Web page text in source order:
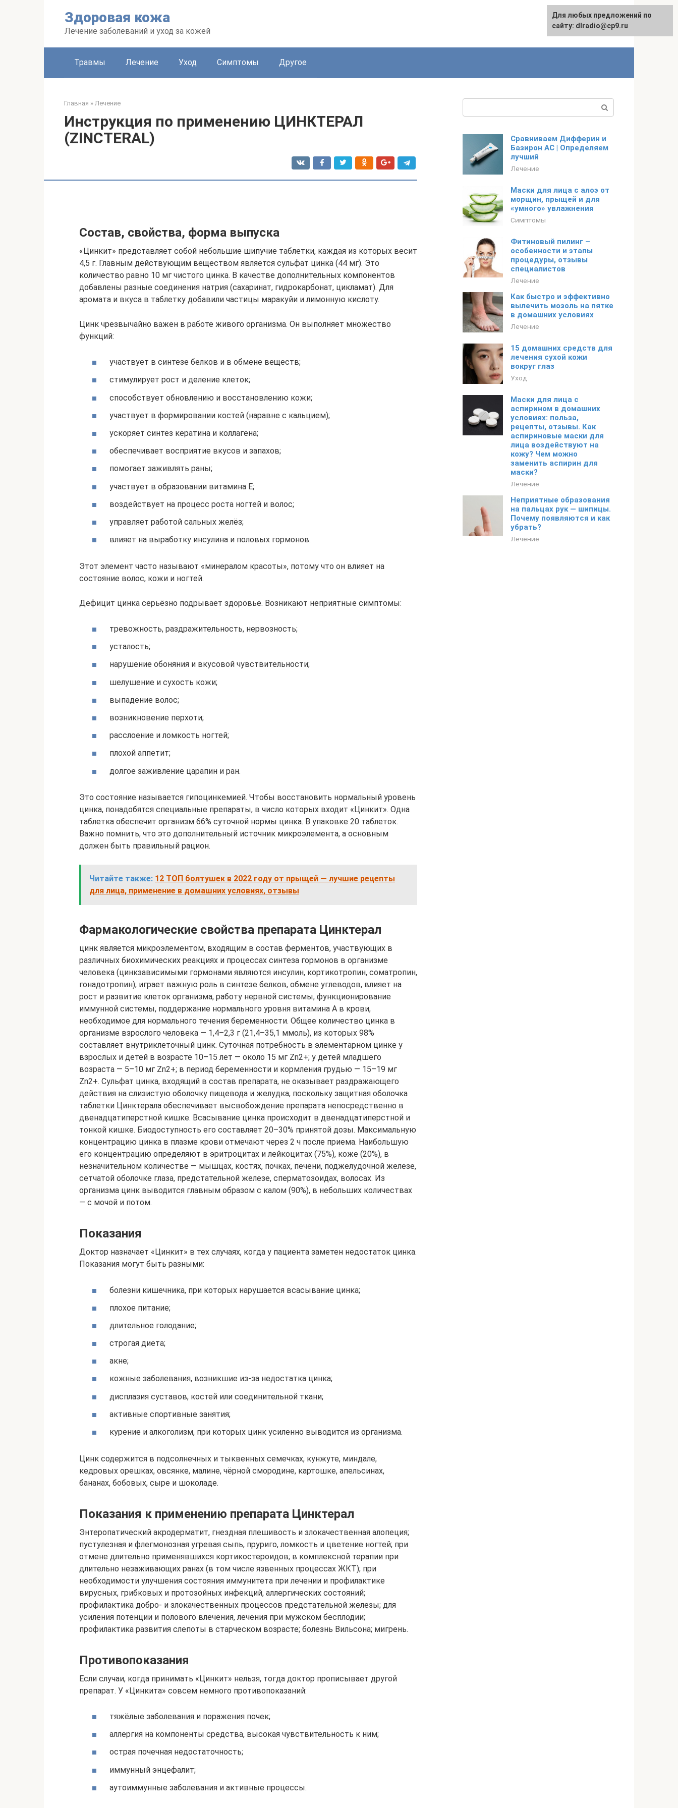
Здоровая кожа
Лечение заболеваний и уход за кожей
Травмы Лечение Уход Симптомы Другое
Главная » Лечение
Инструкция по применению ЦИНКТЕРАЛ
(ZINCTERAL)
Состав, свойства, форма выпуска
«Цинкит» представляет собой небольшие шипучие таблетки, каждая из которых весит
4,5 г. Главным действующим веществом является сульфат цинка (44 мг). Это
количество равно 10 мг чистого цинка. В качестве дополнительных компонентов
добавлены разные соединения натрия (сахаринат, гидрокарбонат, цикламат). Для
аромата и вкуса в таблетку добавили частицы маракуйи и лимонную кислоту.
Цинк чрезвычайно важен в работе живого организма. Он выполняет множество
функций:
участвует в синтезе белков и в обмене веществ;
стимулирует рост и деление клеток;
способствует обновлению и восстановлению кожи;
участвует в формировании костей (наравне с кальцием);
ускоряет синтез кератина и коллагена;
обеспечивает восприятие вкусов и запахов;
помогает заживлять раны;
участвует в образовании витамина Е;
воздействует на процесс роста ногтей и волос;
управляет работой сальных желёз;
влияет на выработку инсулина и половых гормонов.
Этот элемент часто называют «минералом красоты», потому что он влияет на
состояние волос, кожи и ногтей.
Дефицит цинка серьёзно подрывает здоровье. Возникают неприятные симптомы:
тревожность, раздражительность, нервозность;
усталость;
нарушение обоняния и вкусовой чувствительности;
шелушение и сухость кожи;
выпадение волос;
возникновение перхоти;
расслоение и ломкость ногтей;
плохой аппетит;
долгое заживление царапин и ран.
Это состояние называется гипоцинкемией. Чтобы восстановить нормальный уровень
цинка, понадобятся специальные препараты, в число которых входит «Цинкит». Одна
таблетка обеспечит организм 66% суточной нормы цинка. В упаковке 20 таблеток.
Важно помнить, что это дополнительный источник микроэлемента, а основным
должен быть правильный рацион.
Читайте также: 12 ТОП болтушек в 2022 году от прыщей — лучшие рецепты
для лица, применение в домашних условиях, отзывы
Фармакологические свойства препарата Цинктерал
цинк является микроэлементом, входящим в состав ферментов, участвующих в
различных биохимических реакциях и процессах синтеза гормонов в организме
человека (цинкзависимыми гормонами являются инсулин, кортикотропин, соматропин,
гонадотропин); играет важную роль в синтезе белков, обмене углеводов, влияет на
рост и развитие клеток организма, работу нервной системы, функционирование
иммунной системы, поддержание нормального уровня витамина А в крови,
необходимое для нормального течения беременности. Общее количество цинка в
организме взрослого человека — 1,4–2,3 г (21,4–35,1 ммоль), из которых 98%
составляет внутриклеточный цинк. Суточная потребность в элементарном цинке у
взрослых и детей в возрасте 10–15 лет — около 15 мг Zn2+; у детей младшего
возраста — 5–10 мг Zn2+; в период беременности и кормления грудью — 15–19 мг
Zn2+. Сульфат цинка, входящий в состав препарата, не оказывает раздражающего
действия на слизистую оболочку пищевода и желудка, поскольку защитная оболочка
таблетки Цинктерала обеспечивает высвобождение препарата непосредственно в
двенадцатиперстной кишке. Всасывание цинка происходит в двенадцатиперстной и
тонкой кишке. Биодоступность его составляет 20–30% принятой дозы. Максимальную
концентрацию цинка в плазме крови отмечают через 2 ч после приема. Наибольшую
его концентрацию определяют в эритроцитах и лейкоцитах (75%), коже (20%), в
незначительном количестве — мышцах, костях, почках, печени, поджелудочной железе,
сетчатой оболочке глаза, предстательной железе, сперматозоидах, волосах. Из
организма цинк выводится главным образом с калом (90%), в небольших количествах
— с мочой и потом.
Показания
Доктор назначает «Цинкит» в тех случаях, когда у пациента заметен недостаток цинка.
Показания могут быть разными:
болезни кишечника, при которых нарушается всасывание цинка;
плохое питание;
длительное голодание;
строгая диета;
акне;
кожные заболевания, возникшие из-за недостатка цинка;
дисплазия суставов, костей или соединительной ткани;
активные спортивные занятия;
курение и алкоголизм, при которых цинк усиленно выводится из организма.
Цинк содержится в подсолнечных и тыквенных семечках, кунжуте, миндале,
кедровых орешках, овсянке, малине, чёрной смородине, картошке, апельсинах,
бананах, бобовых, сыре и шоколаде.
Показания к применению препарата Цинктерал
Энтеропатический акродерматит, гнездная плешивость и злокачественная алопеция;
пустулезная и флегмонозная угревая сыпь, пруриго, ломкость и цветение ногтей; при
отмене длительно применявшихся кортикостероидов; в комплексной терапии при
длительно незаживающих ранах (в том числе язвенных процессах ЖКТ); при
необходимости улучшения состояния иммунитета при лечении и профилактике
вирусных, грибковых и протозойных инфекций, аллергических состояний;
профилактика добро- и злокачественных процессов предстательной железы; для
усиления потенции и полового влечения, лечения при мужском бесплодии;
профилактика развития слепоты в старческом возрасте; болезнь Вильсона; мигрень.
Противопоказания
Если случаи, когда принимать «Цинкит» нельзя, тогда доктор прописывает другой
препарат. У «Цинкита» совсем немного противопоказаний:
тяжёлые заболевания и поражения почек;
аллергия на компоненты средства, высокая чувствительность к ним;
острая почечная недостаточность;
иммунный энцефалит;
аутоиммунные заболевания и активные процессы.
Сравниваем Дифферин и
Базирон AC | Определяем
лучший
Лечение
Маски для лица с алоэ от
морщин, прыщей и для
«умного» увлажнения
Симптомы
Фитиновый пилинг –
особенности и этапы
процедуры, отзывы
специалистов
Лечение
Как быстро и эффективно
вылечить мозоль на пятке
в домашних условиях
Лечение
15 домашних средств для
лечения сухой кожи
вокруг глаз
Уход
Маски для лица с
аспирином в домашних
условиях: польза,
рецепты, отзывы. Как
аспириновые маски для
лица воздействуют на
кожу? Чем можно
заменить аспирин для
маски?
Лечение
Неприятные образования
на пальцах рук — шипицы.
Почему появляются и как
убрать?
Лечение
Для любых предложений по
сайту: dlradio@cp9.ru